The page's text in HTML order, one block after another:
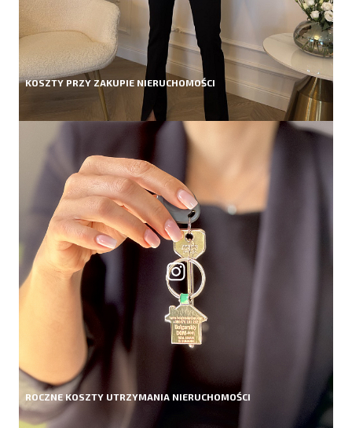
KOSZTY PRZY ZAKUPIE NIERUCHOMOŚCI
ROCZNE KOSZTY UTRZYMANIA NIERUCHOMOŚCI